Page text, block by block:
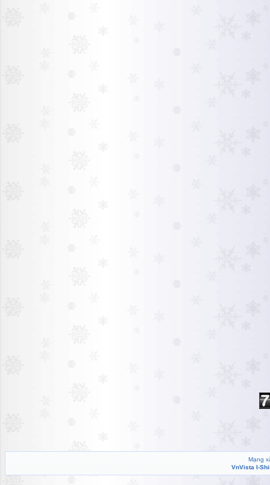
Mạng
VnVista I-